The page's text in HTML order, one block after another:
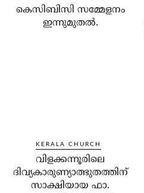
കെസിബിസി സമ്മേളനം
ഇന്നുമുതല്‍.
KERALA CHURCH
വിളക്കന്നൂരിലെ
ദിവ്യകാരുണ്യാത്ഭുതത്തിന്
സാക്ഷിയായ ഫാ.